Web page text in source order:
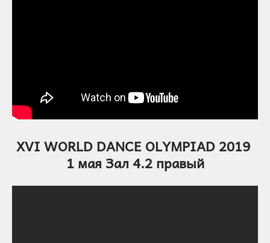
XVI WORLD DANCE OLYMPIAD 2019
1 мая Зал 4.2 правый